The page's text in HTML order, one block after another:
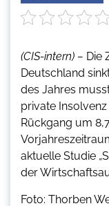
(CIS-intern) – Die
Deutschland
des Jahres
private
Rückgang um
aktuelle Studie
der
Foto: Thorben